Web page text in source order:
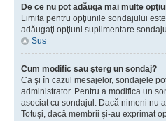
De ce nu pot adăuga mai multe
Limita pentru opţiunile sondajului
adăugaţi opţiuni suplimentare
Sus
Cum modific sau şterg un sondaj?
Ca şi în cazul mesajelor, sondajele
administrator. Pentru a modifica un
asociat cu sondajul. Dacă nimeni nu
Totuşi, dacă membrii şi-au exprimat